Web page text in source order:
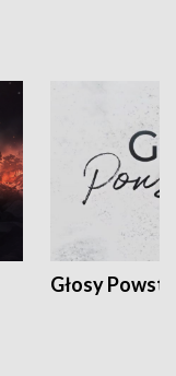
Głosy